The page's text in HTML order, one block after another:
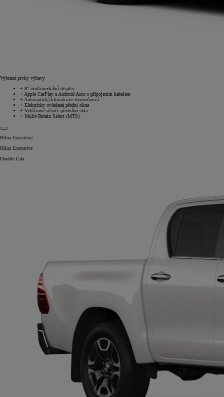
Vybrané prvky výbavy
+ 8" multimediální displej
+ Apple CarPlay a Android Auto s připojením kabelem
+ Automatická klimatizace dvouzónová
+ Elektricky ovládaná přední okna
+ Vyhřívané stěrače předního skla
+ Multi-Terrain Select (MTS)
Hilux Executive
Hilux Executive
Double Cab